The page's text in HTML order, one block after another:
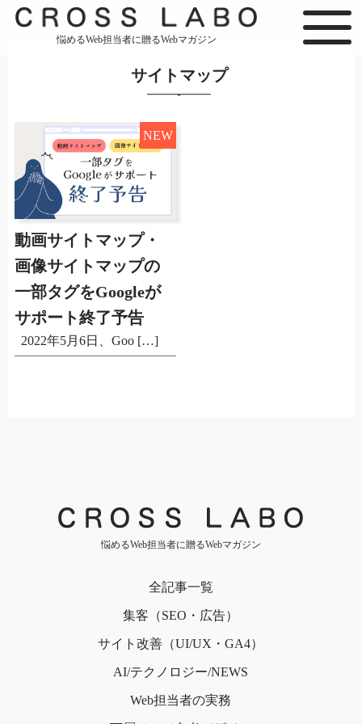
悩めるWeb担当者に贈るWebマガジン
サイトマップ
NEW
動画サイトマップ・
画像サイトマップの
一部タグをGoogleが
サポート終了予告
2022年5月6日、Goo […]
悩めるWeb担当者に贈るWebマガジン
全記事一覧
集客（SEO・広告）
サイト改善（UI/UX・GA4）
AI/テクノロジー/NEWS
Web担当者の実務